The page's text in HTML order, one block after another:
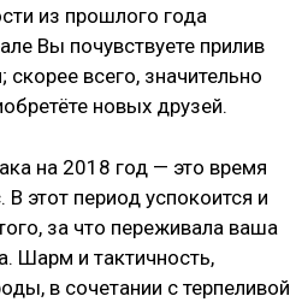
из прошлого года
Вы почувствуете прилив
всего, значительно
новых друзей.
на 2018 год — это время
В этот период успокоится и
за что переживала ваша
Шарм и тактичность,
в сочетании с терпеливой